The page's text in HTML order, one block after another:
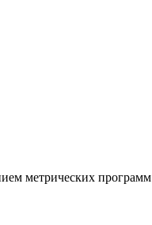
метрических программ